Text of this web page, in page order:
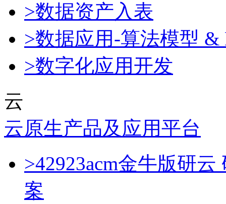
>数据资产入表
>数据应用-算法模型 &
>数字化应用开发
云
云原生产品及应用平台
>42923acm金牛版研
案